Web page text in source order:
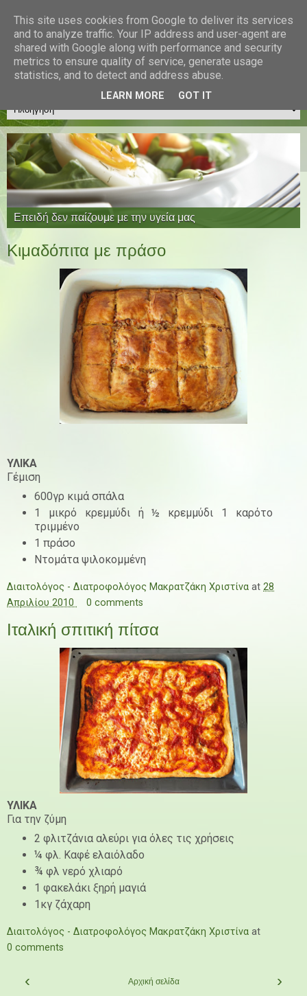
Διατροφή & Fitness
Διαιτολογικό Γραφείο
Μακρατζάκη Χριστίνα
MSc Διαιτολόγος - Διατροφολόγος
Επειδή δεν παίζουμε με την υγεία μας
Η δίαιτα δεν χρειάζεται μόνο για τη σιλουέτα μας
Η επιστήμη στην υπηρεσία της υγείας μας
Η ισορροπημένη διατροφή απάντηση σε πολλά θέματα
υγείας
Ποια είναι τα νέα superfoods;
Κιμαδόπιτα με πράσο
ΥΛΙΚΑ
Γέμιση
600γρ κιμά σπάλα
1 μικρό κρεμμύδι ή ½ κρεμμύδι 1 καρότο
τριμμένο
1 πράσο
Ντομάτα ψιλοκομμένη
Διαιτολόγος - Διατροφολόγος Μακρατζάκη Χριστίνα at 28
Απριλίου 2010
0 comments
Ιταλική σπιτική πίτσα
ΥΛΙΚΑ
Για την ζύμη
2 φλιτζάνια αλεύρι για όλες τις χρήσεις
¼ φλ. Καφέ ελαιόλαδο
¾ φλ νερό χλιαρό
1 φακελάκι ξηρή μαγιά
1κγ ζάχαρη
Διαιτολόγος - Διατροφολόγος Μακρατζάκη Χριστίνα at
0 comments
‹ ›
Αρχική σελίδα
This site uses cookies from Google to deliver its services
and to analyze traffic. Your IP address and user-agent are
shared with Google along with performance and security
metrics to ensure quality of service, generate usage
statistics, and to detect and address abuse.
LEARN MORE GOT IT